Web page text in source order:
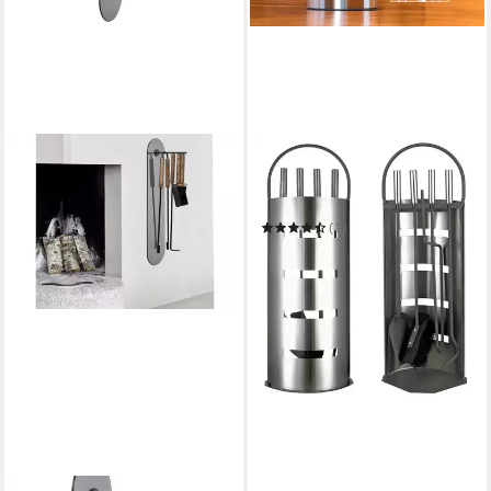
SPETEBO
Kamingarnitur Edelstahl
Kaminbesteck - 5-teilig
(2)
in 4-5 Werktagen bei dir